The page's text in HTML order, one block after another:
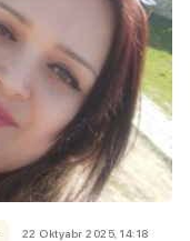
22 Oktyabr 2025, 14:18